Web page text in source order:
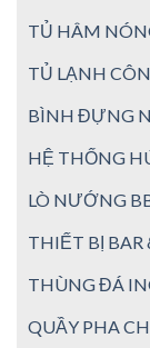
TỦ HÂM
TỦ LẠNH
BÌNH ĐỰNG
HỆ THỐNG
LÒ NƯỚNG
THIẾT BỊ BAR
THÙNG ĐÁ
QUẦY PHA